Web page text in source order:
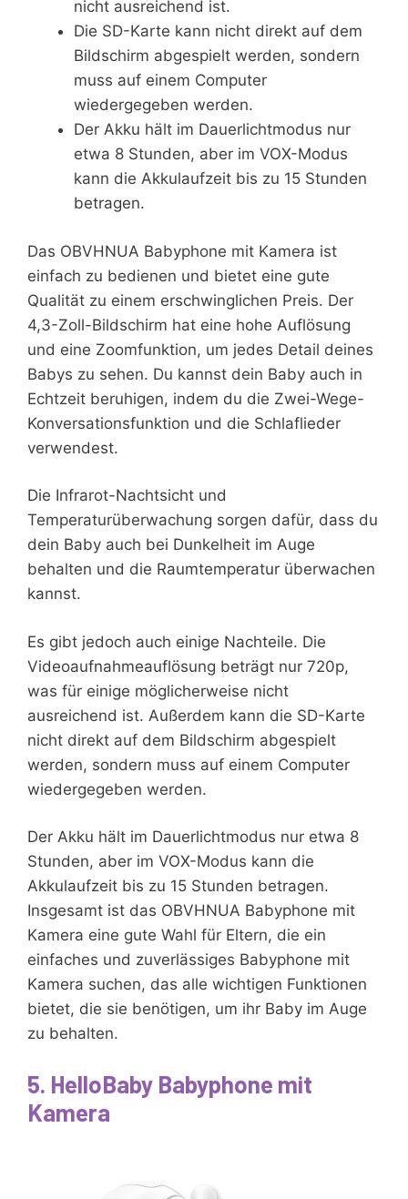
nicht ausreichend ist.
Die SD-Karte kann nicht direkt auf dem
Bildschirm abgespielt werden, sondern
muss auf einem Computer
wiedergegeben werden.
Der Akku hält im Dauerlichtmodus nur
etwa 8 Stunden, aber im VOX-Modus
kann die Akkulaufzeit bis zu 15 Stunden
betragen.
Das OBVHNUA Babyphone mit Kamera ist
einfach zu bedienen und bietet eine gute
Qualität zu einem erschwinglichen Preis. Der
4,3-Zoll-Bildschirm hat eine hohe Auflösung
und eine Zoomfunktion, um jedes Detail deines
Babys zu sehen. Du kannst dein Baby auch in
Echtzeit beruhigen, indem du die Zwei-Wege-
Konversationsfunktion und die Schlaflieder
verwendest.
Die Infrarot-Nachtsicht und
Temperaturüberwachung sorgen dafür, dass du
dein Baby auch bei Dunkelheit im Auge
behalten und die Raumtemperatur überwachen
kannst.
Es gibt jedoch auch einige Nachteile. Die
Videoaufnahmeauflösung beträgt nur 720p,
was für einige möglicherweise nicht
ausreichend ist. Außerdem kann die SD-Karte
nicht direkt auf dem Bildschirm abgespielt
werden, sondern muss auf einem Computer
wiedergegeben werden.
Der Akku hält im Dauerlichtmodus nur etwa 8
Stunden, aber im VOX-Modus kann die
Akkulaufzeit bis zu 15 Stunden betragen.
Insgesamt ist das OBVHNUA Babyphone mit
Kamera eine gute Wahl für Eltern, die ein
einfaches und zuverlässiges Babyphone mit
Kamera suchen, das alle wichtigen Funktionen
bietet, die sie benötigen, um ihr Baby im Auge
zu behalten.
5. HelloBaby Babyphone mit
Kamera